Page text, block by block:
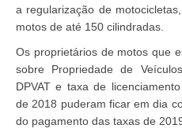
a regularização de
motos de até 150 cilindradas.
Os proprietários de motos que
sobre Propriedade de
DPVAT e taxa de
de 2018 puderam ficar em dia
do pagamento das taxas de